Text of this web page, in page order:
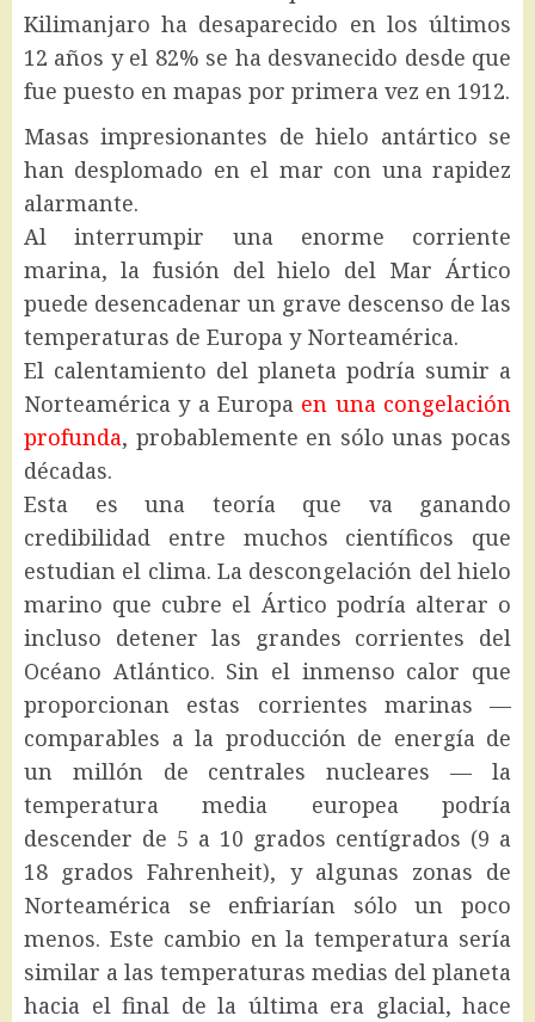
Kilimanjaro ha desaparecido en los últimos
12 años y el 82% se ha desvanecido desde que
fue puesto en mapas por primera vez en 1912.
Masas impresionantes de hielo antártico se
han desplomado en el mar con una rapidez
alarmante.
Al interrumpir una enorme corriente
marina, la fusión del hielo del Mar Ártico
puede desencadenar un grave descenso de las
temperaturas de Europa y Norteamérica.
El calentamiento del planeta podría sumir a
Norteamérica y a Europa en una congelación
profunda, probablemente en sólo unas pocas
décadas.
Esta es una teoría que va ganando
credibilidad entre muchos científicos que
estudian el clima. La descongelación del hielo
marino que cubre el Ártico podría alterar o
incluso detener las grandes corrientes del
Océano Atlántico. Sin el inmenso calor que
proporcionan estas corrientes marinas —
comparables a la producción de energía de
un millón de centrales nucleares — la
temperatura media europea podría
descender de 5 a 10 grados centígrados (9 a
18 grados Fahrenheit), y algunas zonas de
Norteamérica se enfriarían sólo un poco
menos. Este cambio en la temperatura sería
similar a las temperaturas medias del planeta
hacia el final de la última era glacial, hace